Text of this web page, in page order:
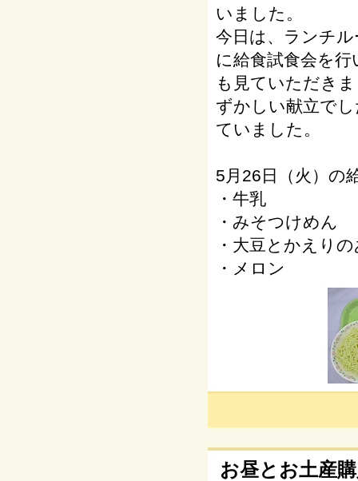
いました。
今日は、ランチ
に給食試食会を
も見ていただき
ずかしい献立で
ていました。
5月26日（火）の
・牛乳
・みそつけめん
・大豆とかえり
・メロン
お昼とお土産